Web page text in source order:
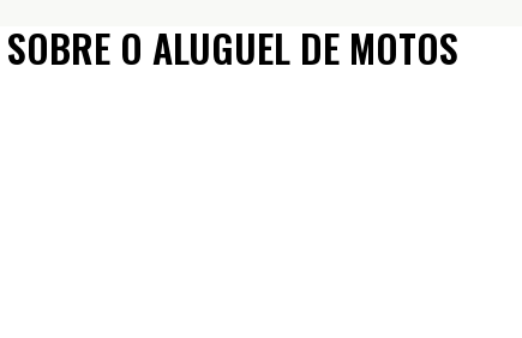
O ALUGUEL DE MOTOS